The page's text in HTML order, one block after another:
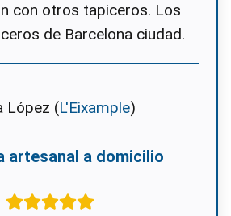
con otros tapiceros. Los
de Barcelona ciudad.
López (L'Eixample)
artesanal a domicilio